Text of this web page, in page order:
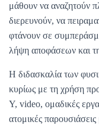
μάθουν να αναζητούν
διερευνούν, να
φτάνουν σε
λήψη αποφάσεων και
Η διδασκαλία των
κυρίως με τη χρήση
Υ, video, ομαδικές
ατομικές